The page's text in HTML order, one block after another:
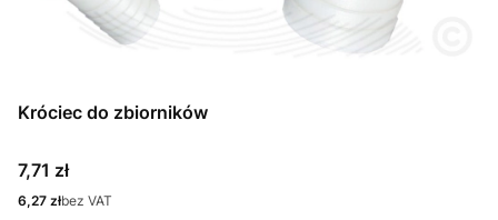
Króciec do zbiorników
Cena
7,71 zł
Cena
6,27 złbez VAT